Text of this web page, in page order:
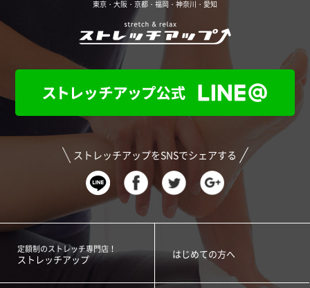
東京・大阪・京都・福岡・神奈川・愛知
ストレッチアップをSNSでシェアする
定額制のストレッチ専門店！
ストレッチアップ
はじめての方へ